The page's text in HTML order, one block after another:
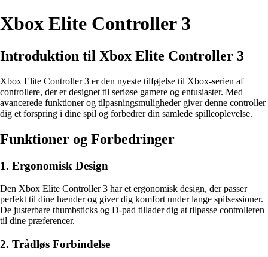
Xbox Elite Controller 3
Introduktion til Xbox Elite Controller 3
Xbox Elite Controller 3 er den nyeste tilføjelse til Xbox-serien af
controllere, der er designet til seriøse gamere og entusiaster. Med
avancerede funktioner og tilpasningsmuligheder giver denne controller
dig et forspring i dine spil og forbedrer din samlede spilleoplevelse.
Funktioner og Forbedringer
1. Ergonomisk Design
Den Xbox Elite Controller 3 har et ergonomisk design, der passer
perfekt til dine hænder og giver dig komfort under lange spilsessioner.
De justerbare thumbsticks og D-pad tillader dig at tilpasse controlleren
til dine præferencer.
2. Trådløs Forbindelse